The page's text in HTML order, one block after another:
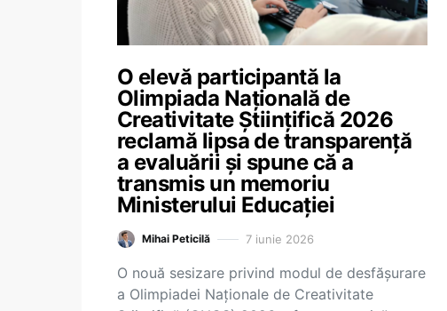
O elevă participantă la
Olimpiada Națională de
Creativitate Științifică 2026
reclamă lipsa de transparență
a evaluării și spune că a
transmis un memoriu
Ministerului Educației
Mihai Peticilă 7 iunie 2026
O nouă sesizare privind modul de desfășurare
a Olimpiadei Naționale de Creativitate